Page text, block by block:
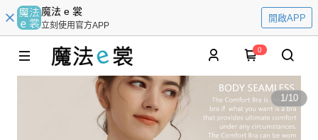
魔法 e 裳
立刻使用官方APP
開啟APP
0
1/10